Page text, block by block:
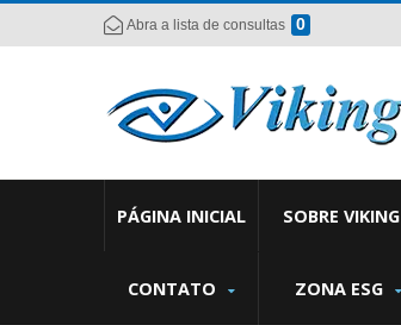
Abra a lista de consultas 0
PÁGINA INICIAL SOBRE VIKING
CONTATO ZONA ESG